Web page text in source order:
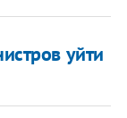
уйти